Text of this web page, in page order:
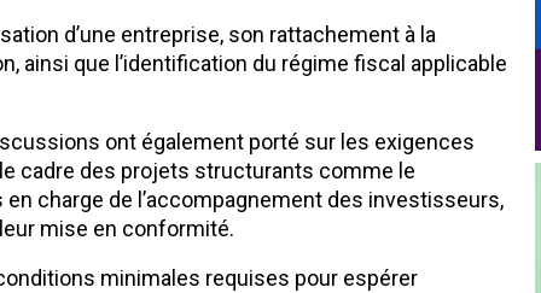
d’une entreprise, son rattachement à la
ainsi que l’identification du régime fiscal applicable
ont également porté sur les exigences
cadre des projets structurants comme le
charge de l’accompagnement des investisseurs,
mise en conformité.
minimales requises pour espérer